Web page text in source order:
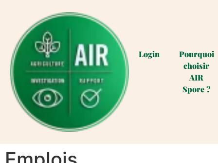
Login
Pourquoi
choisir
AIR
Spore ?